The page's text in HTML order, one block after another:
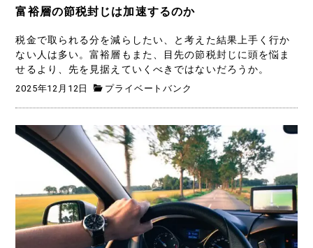
富裕層の節税封じは加速するのか
税金で取られる分を減らしたい、と考えた結果上手く行か
ない人は多い。富裕層もまた、目先の節税封じに頭を悩ま
せるより、先を見据えていくべきではないだろうか。
2025年12月12日 プライベートバンク